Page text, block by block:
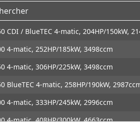
CDI / BlueTEC 4-matic, 204HP/150kW,
4-matic, 252HP/185kW, 3498ccm
4-matic, 306HP/225kW, 3498ccm
BlueTEC 4-matic, 258HP/190kW,
4-matic, 333HP/245kW, 2996ccm
4-matic, 408HP/300kW, 4663ccm
Contact DTE Systems